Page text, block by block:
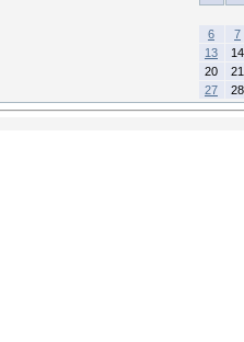
6
7
13
14
20
21
27
28